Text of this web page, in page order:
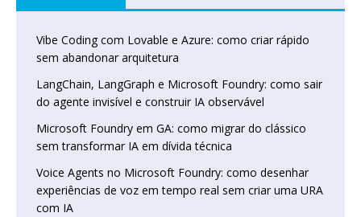
Vibe Coding com Lovable e Azure: como criar rápido
sem abandonar arquitetura
LangChain, LangGraph e Microsoft Foundry: como sair
do agente invisível e construir IA observável
Microsoft Foundry em GA: como migrar do clássico
sem transformar IA em dívida técnica
Voice Agents no Microsoft Foundry: como desenhar
experiências de voz em tempo real sem criar uma URA
com IA